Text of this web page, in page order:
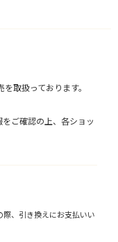
取扱っております。
ご確認の上、各ショッ
、引き換えにお支払いい